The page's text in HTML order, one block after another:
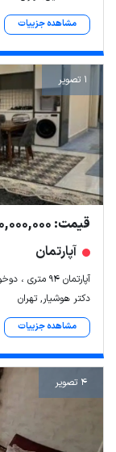
مشاهده جزییات
1 تصویر
قیمت: 20,800,000,000 تومان
آپارتمان
آپارتمان ۹۴ متری ، دوخواب
دکتر هوشیار, تهران
مشاهده جزییات
4 تصویر